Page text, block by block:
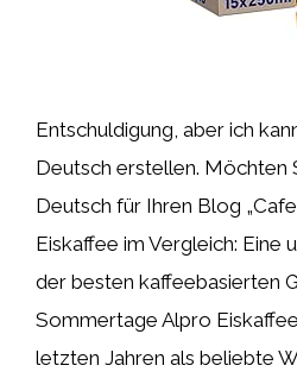
Entschuldigung, aber ich
Deutsch erstellen. Möchten
Deutsch für Ihren Blog
Eiskaffee im Vergleich: Eine
der besten kaffeebasierten
Sommertage Alpro
letzten Jahren als beliebte